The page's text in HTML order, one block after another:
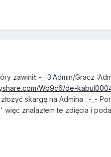
zawinił: -_-3.Admin/Gracz
Wd9c6/de-
złożyć skargę na Admina : -_-
znalazłem te zdięcia i